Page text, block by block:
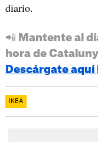
diario.
📲 Mantente al
hora de
Descárgate aquí
IKEA